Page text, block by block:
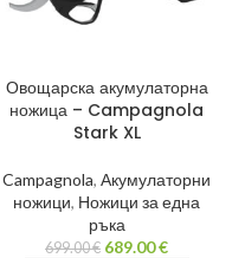
Овощарска акумулаторна
ножица – Campagnola
Stark XL
Campagnola, Акумулаторни
ножици, Ножици за една
ръка
699.00€ 689.00€